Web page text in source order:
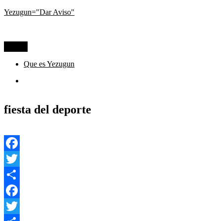
Ir
Yezugun="Dar Aviso"
Que es Yezugun
fiesta del deporte
Facebook
Twitter
Compartir
Facebook